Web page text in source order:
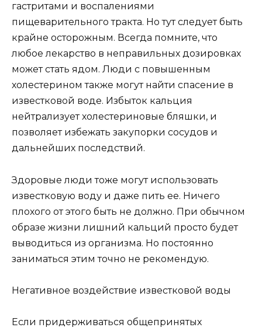
гастритами и воспалениями
пищеварительного тракта. Но тут следует быть
крайне осторожным. Всегда помните, что
любое лекарство в неправильных дозировках
может стать ядом. Люди с повышенным
холестерином также могут найти спасение в
известковой воде. Избыток кальция
нейтрализует холестериновые бляшки, и
позволяет избежать закупорки сосудов и
дальнейших последствий.
Здоровые люди тоже могут использовать
известковую воду и даже пить ее. Ничего
плохого от этого быть не должно. При обычном
образе жизни лишний кальций просто будет
выводиться из организма. Но постоянно
заниматься этим точно не рекомендую.
Негативное воздействие известковой воды
Если придерживаться общепринятых